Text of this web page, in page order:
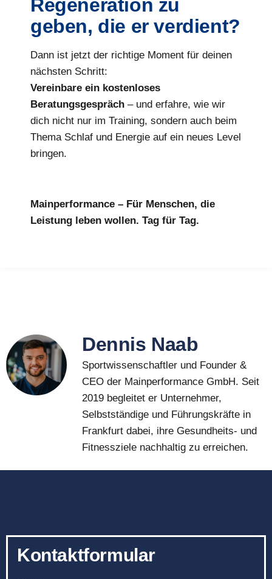
Regeneration zu
geben, die er verdient?
Dann ist jetzt der richtige Moment für deinen
nächsten Schritt:
Vereinbare ein kostenloses
Beratungsgespräch – und erfahre, wie wir
dich nicht nur im Training, sondern auch beim
Thema Schlaf und Energie auf ein neues Level
bringen.
Mainperformance – Für Menschen, die
Leistung leben wollen. Tag für Tag.
Dennis Naab
Sportwissenschaftler und Founder &
CEO der Mainperformance GmbH. Seit
2019 begleitet er Unternehmer,
Selbstständige und Führungskräfte in
Frankfurt dabei, ihre Gesundheits- und
Fitnessziele nachhaltig zu erreichen.
Kontaktformular